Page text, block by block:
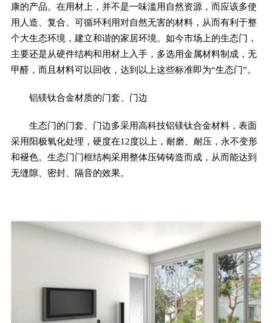
康的产品。在用材上，并不是一味滥用自然资源，而应该多使
用人造、复合、可循环利用对自然无害的材料，从而有利于整
个大生态环境，建立和谐的家居环境。如今市场上的生态门，
主要还是从硬件结构和用材上入手，多选用金属材料制成，无
甲醛，而且材料可以回收，达到以上这些标准即为“生态门”。
铝镁钛合金材质的门套、门边
生态门的门套、门边多采用高科技铝镁钛合金材料，表面
采用阳极氧化处理，硬度在12度以上，耐磨、耐压，永不变形
和褪色。生态门门框结构采用整体压铸铸造而成，从而能达到
无缝隙、密封、隔音的效果。